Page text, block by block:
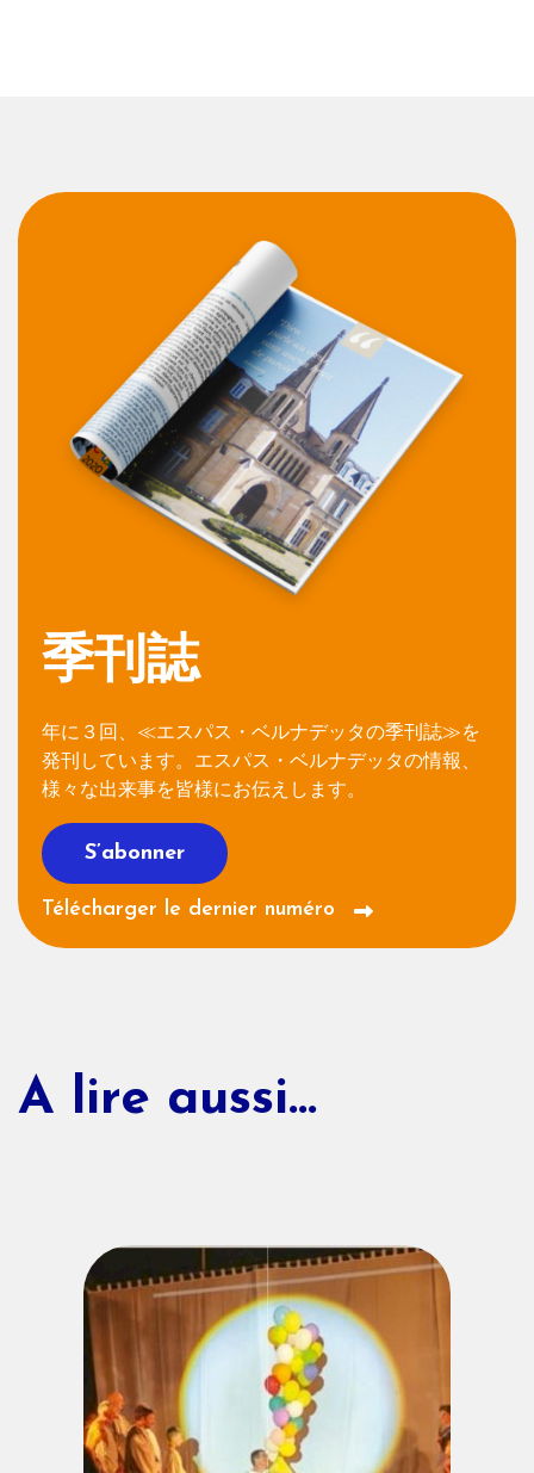
季刊誌
年に３回、≪エスパス・ベルナデッタの季刊誌≫を
発刊しています。エスパス・ベルナデッタの情報、
様々な出来事を皆様にお伝えします。
S’abonner
Télécharger le dernier numéro
A lire aussi...